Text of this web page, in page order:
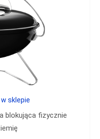
blokująca fizycznie
sklepie